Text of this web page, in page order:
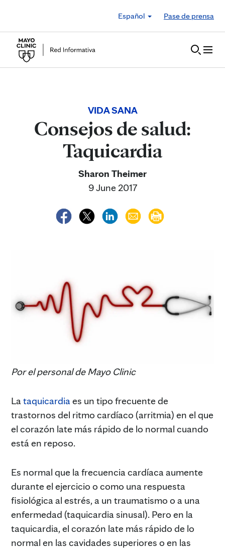
Español
Pase de prensa
VIDA SANA
Consejos de salud:
Taquicardia
Sharon Theimer
9 June 2017
Por el personal de Mayo Clinic
Lataquicardiaes un tipo frecuente de
trastornos del ritmo cardíaco (arritmia) en el que
el corazón late más rápido de lo normal cuando
está en reposo.
Es normal que la frecuencia cardíaca aumente
durante el ejercicio o como una respuesta
fisiológica al estrés, a un traumatismo o a una
enfermedad (taquicardia sinusal). Pero en la
taquicardia, el corazón late más rápido de lo
normal en las cavidades superiores o en las